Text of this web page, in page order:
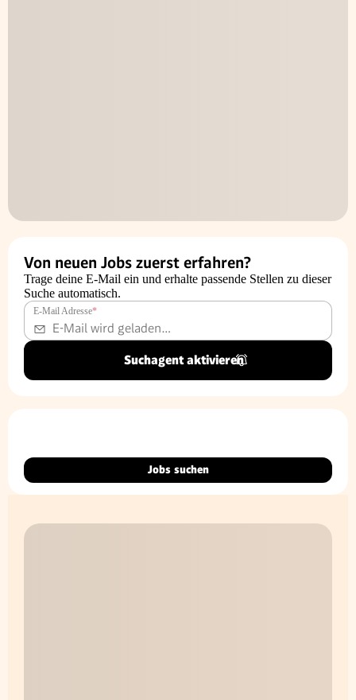
Von neuen Jobs zuerst erfahren?
Trage deine E-Mail ein und erhalte passende Stellen zu dieser
Suche automatisch.
E-Mail Adresse*
Suchagent aktivieren
Jobs suchen